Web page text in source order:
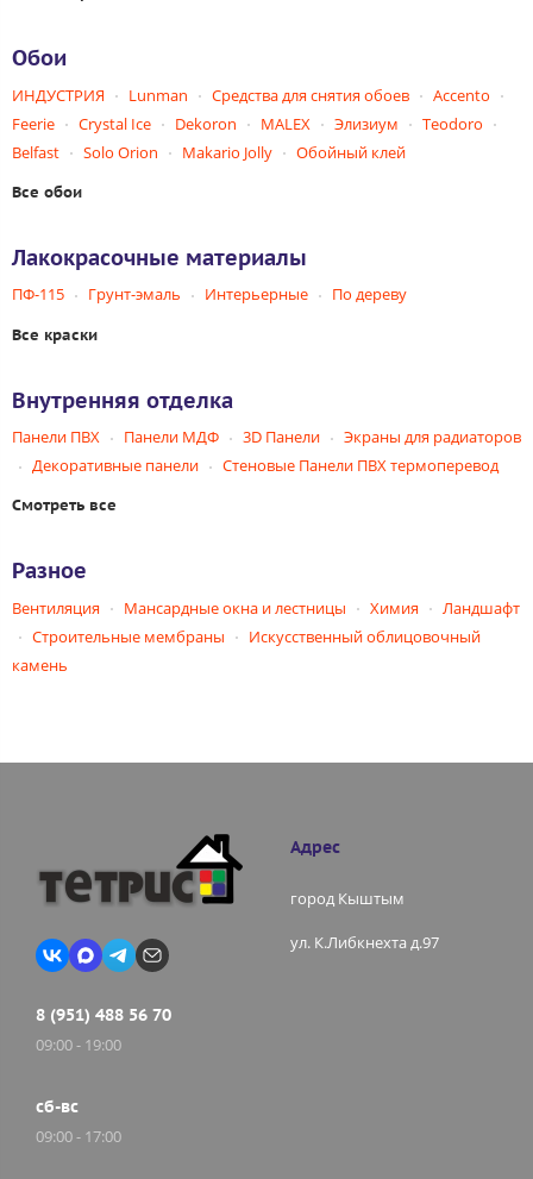
Обои
ИНДУСТРИЯ Lunman Средства для снятия обоев
Accento
Feerie
Crystal Ice Dekoron MALEX Элизиум
Teodoro
Belfast
Solo Orion Makario Jolly Обойный клей
Все обои
Лакокрасочные материалы
ПФ-115 Грунт-эмаль Интерьерные По дереву
Все краски
Внутренняя отделка
Панели ПВХ Панели МДФ 3D Панели
Экраны для радиаторов
Декоративные панели
Стеновые Панели ПВХ термоперевод
Смотреть все
Разное
Вентиляция Мансардные окна и лестницы Химия
Ландшафт
Строительные мембраны
Искусственный облицовочный
камень
8 (951) 488 56 70
09:00 - 19:00
сб-вс
09:00 - 17:00
Адрес
город Кыштым
ул. К.Либкнехта д.97